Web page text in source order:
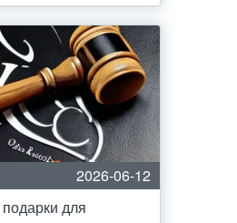
2026-06-12
для